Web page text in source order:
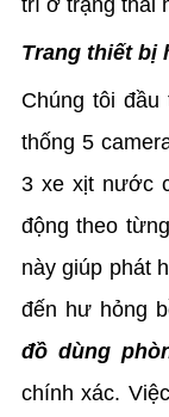
trì ở trạng thái
Trang thiết bị
Chúng tôi
thống 5
3 xe xịt nước
động theo
này giúp phát
đến hư hỏng
đồ dùng
chính xác.